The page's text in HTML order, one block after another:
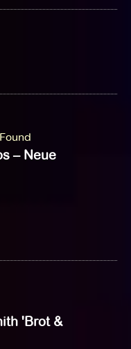
– Neue
'Brot &